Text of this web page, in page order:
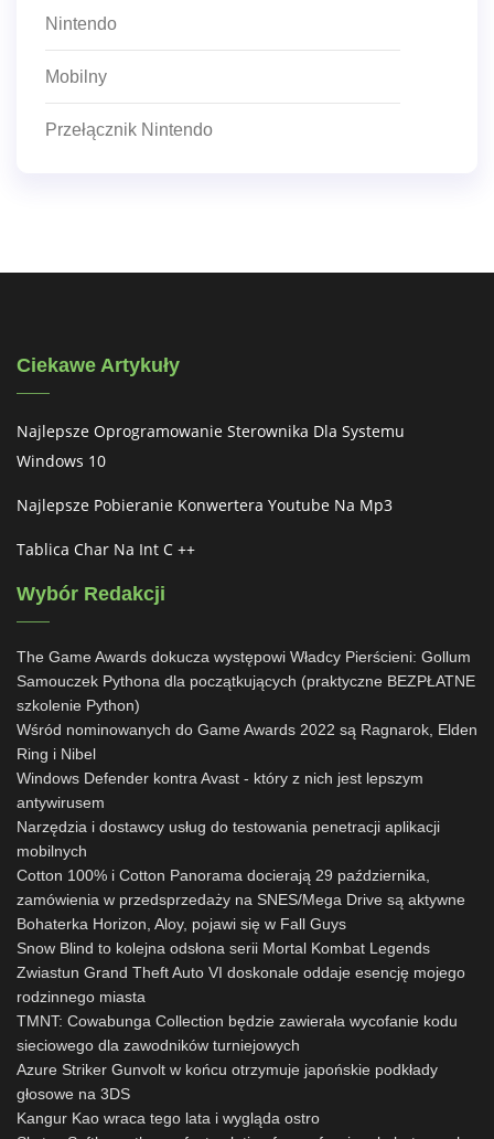
Nintendo
Mobilny
Przełącznik Nintendo
Ciekawe Artykuły
Najlepsze Oprogramowanie Sterownika Dla Systemu
Windows 10
Najlepsze Pobieranie Konwertera Youtube Na Mp3
Tablica Char Na Int C ++
Wybór Redakcji
The Game Awards dokucza występowi Władcy Pierścieni: Gollum
Samouczek Pythona dla początkujących (praktyczne BEZPŁATNE
szkolenie Python)
Wśród nominowanych do Game Awards 2022 są Ragnarok, Elden
Ring i Nibel
Windows Defender kontra Avast - który z nich jest lepszym
antywirusem
Narzędzia i dostawcy usług do testowania penetracji aplikacji
mobilnych
Cotton 100% i Cotton Panorama docierają 29 października,
zamówienia w przedsprzedaży na SNES/Mega Drive są aktywne
Bohaterka Horizon, Aloy, pojawi się w Fall Guys
Snow Blind to kolejna odsłona serii Mortal Kombat Legends
Zwiastun Grand Theft Auto VI doskonale oddaje esencję mojego
rodzinnego miasta
TMNT: Cowabunga Collection będzie zawierała wycofanie kodu
sieciowego dla zawodników turniejowych
Azure Striker Gunvolt w końcu otrzymuje japońskie podkłady
głosowe na 3DS
Kangur Kao wraca tego lata i wygląda ostro